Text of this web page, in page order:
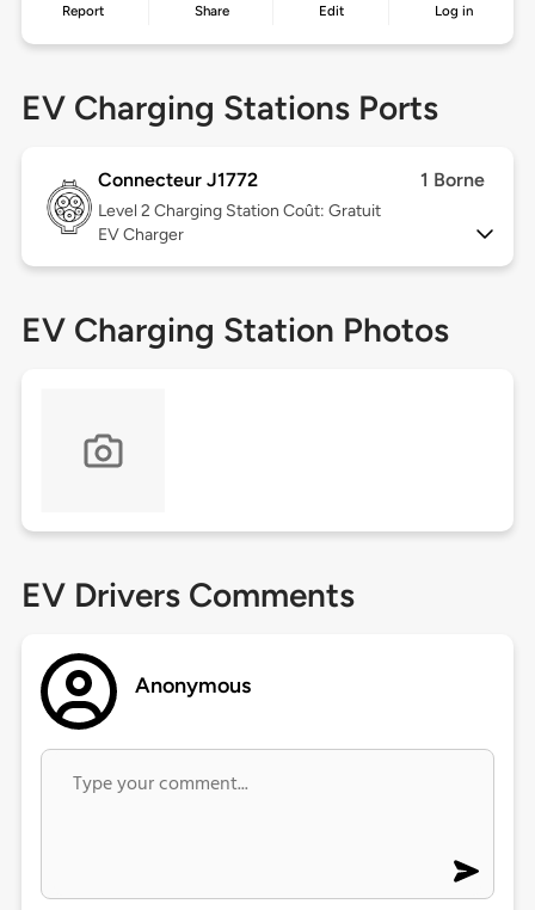
Report Share Edit Log in
EV Charging Stations Ports
Connecteur J1772 1 Borne
Level 2 Charging Station Coût: Gratuit
EV Charger
EV Charging Station Photos
EV Drivers Comments
Anonymous